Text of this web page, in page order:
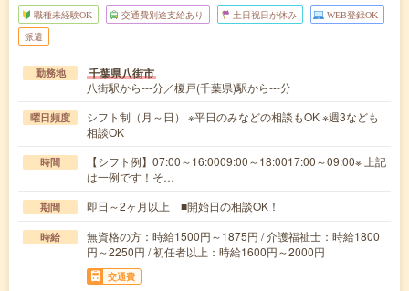
職種未経験OK 交通費別途支給あり 土日祝日が休み WEB登録OK
派遣
勤務地 千葉県八街市
八街駅から---分／榎戸(千葉県)駅から---分
曜日頻度
シフト制（月～日） ※平日のみなどの相談もOK ※週3なども
相談OK
時間
【シフト例】07:00～16:0009:00～18:0017:00～09:00※ 上記
は一例です！そ…
期間 即日～2ヶ月以上 ■開始日の相談OK！
時給
無資格の方：時給1500円～1875円 / 介護福祉士：時給1800
円～2250円 / 初任者以上：時給1600円～2000円
交通費